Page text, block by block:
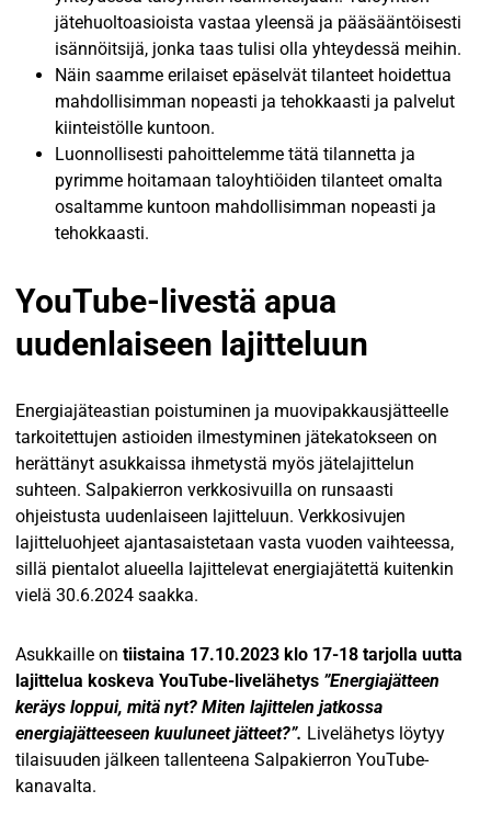
jätehuoltoasioista vastaa yleensä ja pääsääntöisesti
isännöitsijä, jonka taas tulisi olla yhteydessä meihin.
Näin saamme erilaiset epäselvät tilanteet hoidettua
mahdollisimman nopeasti ja tehokkaasti ja palvelut
kiinteistölle kuntoon.
Luonnollisesti pahoittelemme tätä tilannetta ja
pyrimme hoitamaan taloyhtiöiden tilanteet omalta
osaltamme kuntoon mahdollisimman nopeasti ja
tehokkaasti.
YouTube-livestä apua
uudenlaiseen lajitteluun
Energiajäteastian poistuminen ja muovipakkausjätteelle
tarkoitettujen astioiden ilmestyminen jätekatokseen on
herättänyt asukkaissa ihmetystä myös jätelajittelun
suhteen. Salpakierron verkkosivuilla on runsaasti
ohjeistusta uudenlaiseen lajitteluun. Verkkosivujen
lajitteluohjeet ajantasaistetaan vasta vuoden vaihteessa,
sillä pientalot alueella lajittelevat energiajätettä kuitenkin
vielä 30.6.2024 saakka.
Asukkaille on tiistaina 17.10.2023 klo 17-18 tarjolla uutta
lajittelua koskeva YouTube-livelähetys ”Energiajätteen
keräys loppui, mitä nyt? Miten lajittelen jatkossa
energiajätteeseen kuuluneet jätteet?”. Livelähetys löytyy
tilaisuuden jälkeen tallenteena Salpakierron YouTube-
kanavalta.